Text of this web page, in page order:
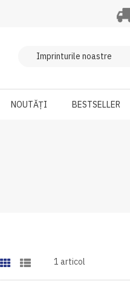
NOUTĂȚI BESTSELLER
1 articol